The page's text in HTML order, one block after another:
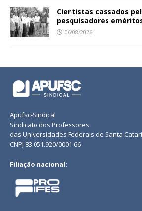
Cientistas cassados
pesquisadores
06/08/2026
Apufsc-Sindical
Sindicato dos Professores
das Universidades Federais de Santa
CNPJ 83.051.920/0001-66
Filiação nacional: